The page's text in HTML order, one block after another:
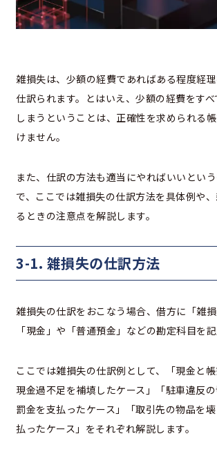
雑損失は、少額の経費であればある程度経
仕訳られます。とはいえ、少額の経費をす
しまうということは、正確性を求められる
けません。
また、仕訳の方法も適当にやればいいとい
で、ここでは雑損失の仕訳方法を具体例や
るときの注意点を解説します。
3-1. 雑損失の仕訳方法
雑損失の仕訳をおこなう場合、借方に「雑
「現金」や「普通預金」などの勘定科目を記
ここでは雑損失の仕訳例として、「現金と帳
現金過不足を補填したケース」「駐車違反の
罰金を支払ったケース」「取引先の物品を
払ったケース」をそれぞれ解説します。